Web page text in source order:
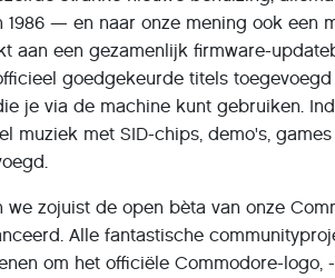
1986 — en naar onze mening ook een
aan een gezamenlijk firmware-
goedgekeurde titels
je via de machine kunt gebruiken.
muziek met SID-chips, demo's,
we zojuist de open bèta van onze
Alle fantastische
om het officiële Commodore-